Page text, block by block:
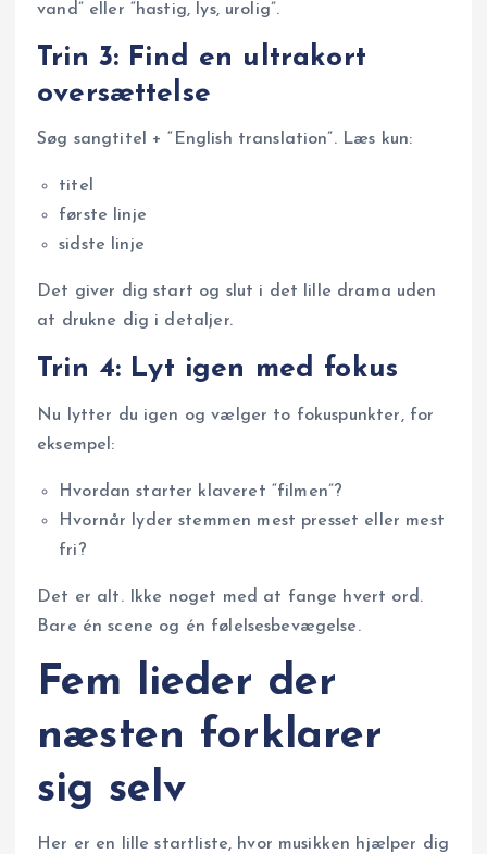
vand” eller “hastig, lys, urolig”.
Trin 3: Find en ultrakort
oversættelse
Søg sangtitel + “English translation”. Læs kun:
titel
første linje
sidste linje
Det giver dig start og slut i det lille drama uden
at drukne dig i detaljer.
Trin 4: Lyt igen med fokus
Nu lytter du igen og vælger to fokuspunkter, for
eksempel:
Hvordan starter klaveret “filmen”?
Hvornår lyder stemmen mest presset eller mest
fri?
Det er alt. Ikke noget med at fange hvert ord.
Bare én scene og én følelsesbevægelse.
Fem lieder der
næsten forklarer
sig selv
Her er en lille startliste, hvor musikken hjælper dig